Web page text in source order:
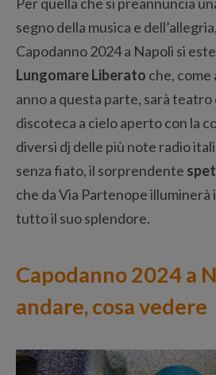
segno della musica e
Capodanno 2024 a Napoli si
Lungomare Liberato che, come
anno a questa parte, sarà teatro
discoteca a cielo aperto con la
diversi dj delle più note radio
senza fiato, il sorprendente
che da Via Partenope illuminerà
tutto il suo splendore.
Capodanno 2024 a
andare, cosa vedere